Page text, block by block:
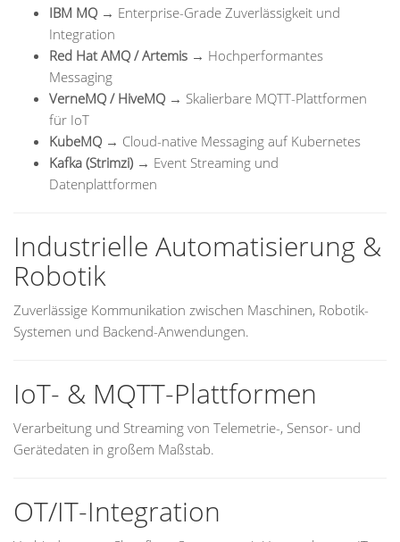
IBM MQ → Enterprise-Grade Zuverlässigkeit und
Integration
Red Hat AMQ / Artemis → Hochperformantes
Messaging
VerneMQ / HiveMQ → Skalierbare MQTT-Plattformen
für IoT
KubeMQ → Cloud-native Messaging auf Kubernetes
Kafka (Strimzi) → Event Streaming und
Datenplattformen
Industrielle Automatisierung &
Robotik
Zuverlässige Kommunikation zwischen Maschinen, Robotik-
Systemen und Backend-Anwendungen.
IoT- & MQTT-Plattformen
Verarbeitung und Streaming von Telemetrie-, Sensor- und
Gerätedaten in großem Maßstab.
OT/IT-Integration